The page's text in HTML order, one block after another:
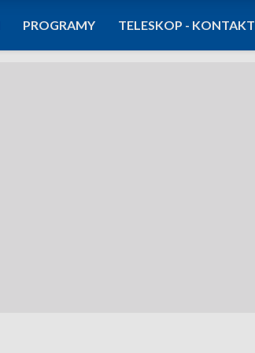
PROGRAMY TELESKOP - KONTAKT